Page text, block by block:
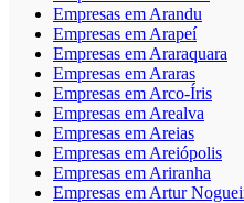
Empresas em Arandu
Empresas em Arapeí
Empresas em Araraquara
Empresas em Araras
Empresas em Arco-Íris
Empresas em Arealva
Empresas em Areias
Empresas em Areiópolis
Empresas em Ariranha
Empresas em Artur